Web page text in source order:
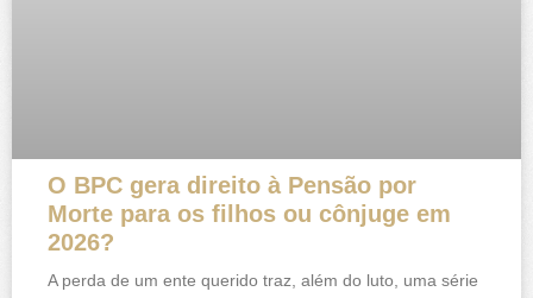
O BPC gera direito à Pensão por
Morte para os filhos ou cônjuge em
2026?
A perda de um ente querido traz, além do luto, uma série